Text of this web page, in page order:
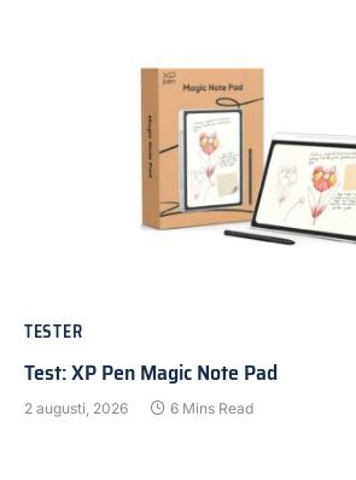
TESTER
Test: XP Pen Magic Note Pad
2 augusti, 2026 6 Mins Read